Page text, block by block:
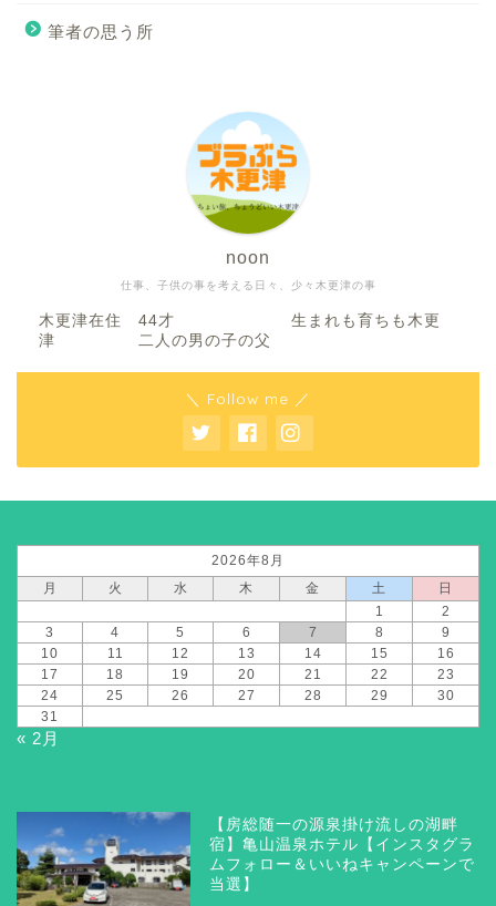
筆者の思う所
仕事、子供の事を考える日々、少々木更津の事
noon
木更津在住 44才 生まれも育ちも木更
津 二人の男の子の父
＼ Follow me ／
2026年8月
月
火 水 木 金 土
日
1
2
3
4 5 6 7 8
9
10
11 12 13 14 15
16
17
18 19 20 21 22
23
24
25 26 27 28 29
30
31
« 2月
【房総随一の源泉掛け流しの湖畔
宿】亀山温泉ホテル【インスタグラ
ムフォロー＆いいねキャンペーンで
当選】